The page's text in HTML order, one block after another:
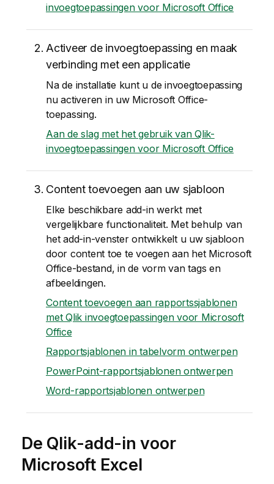
invoegtoepassingen voor Microsoft Office
Activeer de invoegtoepassing en maak
verbinding met een applicatie
Na de installatie kunt u de invoegtoepassing
nu activeren in uw Microsoft Office-
toepassing.
Aan de slag met het gebruik van Qlik-
invoegtoepassingen voor Microsoft Office
Content toevoegen aan uw sjabloon
Elke beschikbare add-in werkt met
vergelijkbare functionaliteit. Met behulp van
het add-in-venster ontwikkelt u uw sjabloon
door content toe te voegen aan het Microsoft
Office-bestand, in de vorm van tags en
afbeeldingen.
Content toevoegen aan rapportssjablonen
met Qlik invoegtoepassingen voor Microsoft
Office
Rapportsjablonen in tabelvorm ontwerpen
PowerPoint-rapportsjablonen ontwerpen
Word-rapportsjablonen ontwerpen
De Qlik-add-in voor
Microsoft Excel